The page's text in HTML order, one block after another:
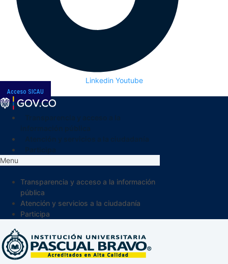
Linkedin Youtube
Acceso SICAU
Menu
Transparencia y acceso a la información
pública
Atención y servicios a la ciudadanía
Participa